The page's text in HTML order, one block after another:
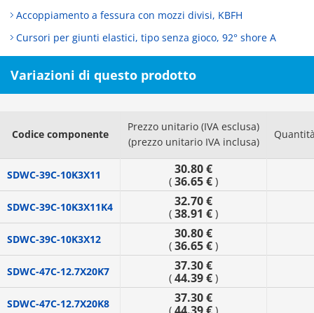
Accoppiamento a fessura con mozzi divisi, KBFH
Cursori per giunti elastici, tipo senza gioco, 92° shore A
Variazioni di questo prodotto
Codice componente
Prezzo unitario (IVA esclusa)
(prezzo unitario IVA inclusa)
SDWC-39C-10K3X11 30.80 €
( 36.65 € )
SDWC-39C-10K3X11K4 32.70 €
( 38.91 € )
SDWC-39C-10K3X12 30.80 €
( 36.65 € )
SDWC-47C-12.7X20K7 37.30 €
( 44.39 € )
SDWC-47C-12.7X20K8 37.30 €
( )